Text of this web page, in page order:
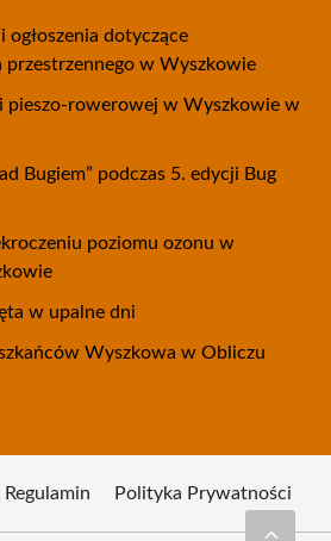
ogłoszenia dotyczące
przestrzennego w Wyszkowie
pieszo-rowerowej w Wyszkowie w
Bugiem” podczas 5. edycji Bug
poziomu ozonu w
w upalne dni
Wyszkowa w Obliczu
Regulamin Polityka Prywatności